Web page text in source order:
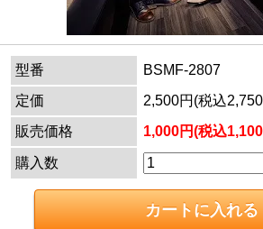
型番
BSMF-2807
定価
2,500円(税込
販売価格
1,000円(税込
購入数